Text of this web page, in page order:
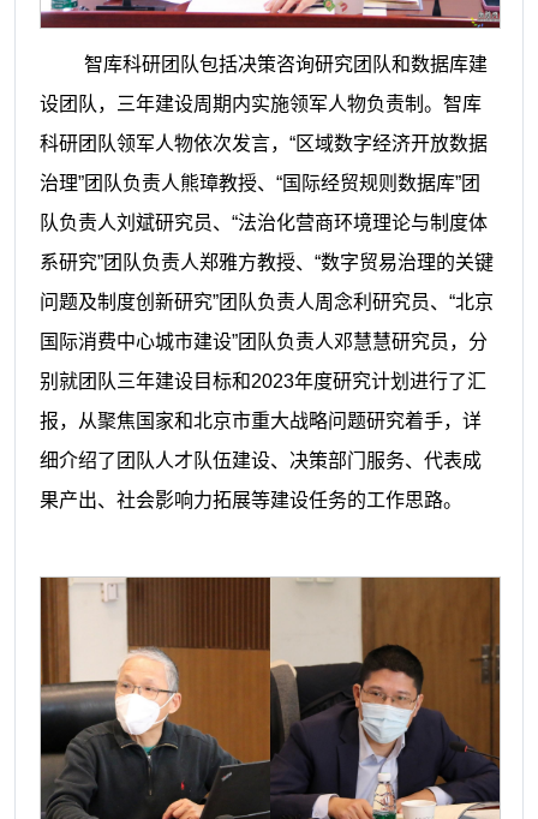
智库科研团队包括决策咨询研究团队和数据库建
设团队，三年建设周期内实施领军人物负责制。智库
科研团队领军人物依次发言，“区域数字经济开放数据
治理”团队负责人熊璋教授、“国际经贸规则数据库”团
队负责人刘斌研究员、“法治化营商环境理论与制度体
系研究”团队负责人郑雅方教授、“数字贸易治理的关键
问题及制度创新研究”团队负责人周念利研究员、“北京
国际消费中心城市建设”团队负责人邓慧慧研究员，分
别就团队三年建设目标和2023年度研究计划进行了汇
报，从聚焦国家和北京市重大战略问题研究着手，详
细介绍了团队人才队伍建设、决策部门服务、代表成
果产出、社会影响力拓展等建设任务的工作思路。